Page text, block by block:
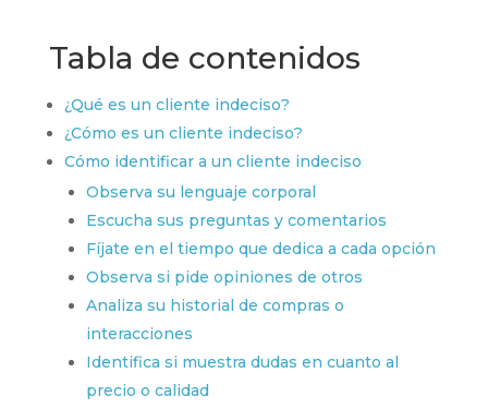
Tabla de contenidos
¿Qué es un cliente indeciso?
¿Cómo es un cliente indeciso?
Cómo identificar a un cliente indeciso
Observa su lenguaje corporal
Escucha sus preguntas y comentarios
Fíjate en el tiempo que dedica a cada opción
Observa si pide opiniones de otros
Analiza su historial de compras o
interacciones
Identifica si muestra dudas en cuanto al
precio o calidad